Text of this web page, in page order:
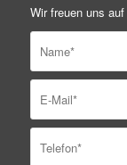
Wir freuen uns